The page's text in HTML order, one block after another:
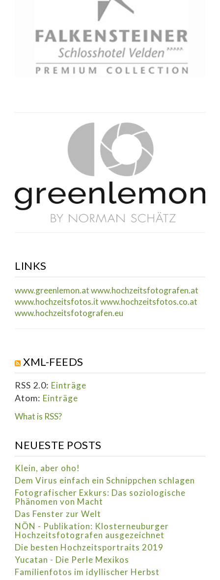
LINKS
www.greenlemon.atwww.hochzeitsfotografen.at
www.hochzeitsfotos.itwww.hochzeitsfotos.co.at
www.hochzeitsfotografen.eu
XML-FEEDS
RSS 2.0: Einträge
Atom: Einträge
What is RSS?
NEUESTE POSTS
Klein, aber oho!
Dem Virus einfach ein Schnippchen schlagen
Fotografischer Exkurs: Das soziologische
Phänomen von Macht
Das Fenster zur Welt
NÖN - Publikation: Klosterneuburger
Hochzeitsfotografen ausgezeichnet
Die besten Hochzeitsportraits 2019
Yucatan - Die Perle Mexikos
Familienfotos im idyllischer Herbst